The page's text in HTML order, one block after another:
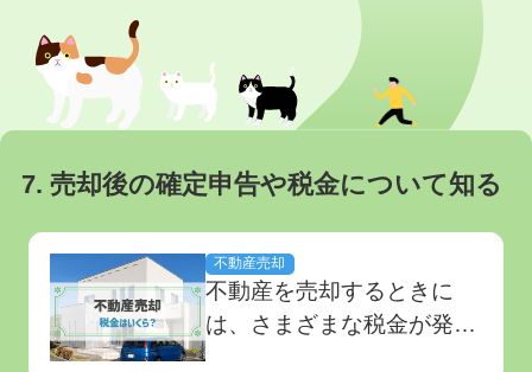
7. 売却後の確定申告や税金について知る
不動産売却
不動産を売却するときに
は、さまざまな税金が発生